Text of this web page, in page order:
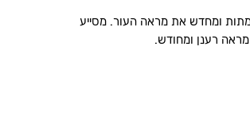
ומחדש את מראה העור. מסייע
רענן ומחודש.